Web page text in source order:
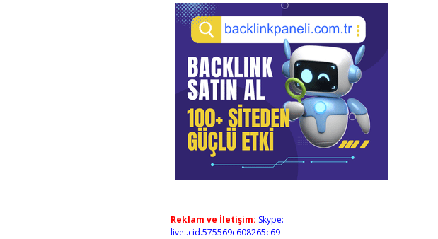
Reklam ve İletişim: Skype:
live:.cid.575569c608265c69